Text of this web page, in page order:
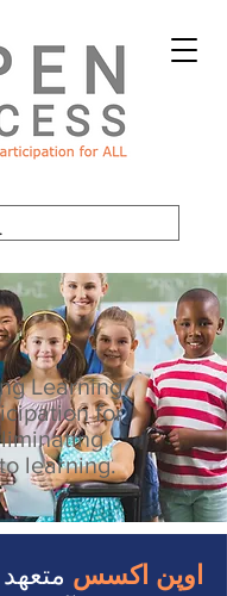
Learning
for
learning.
اوپن اکسس